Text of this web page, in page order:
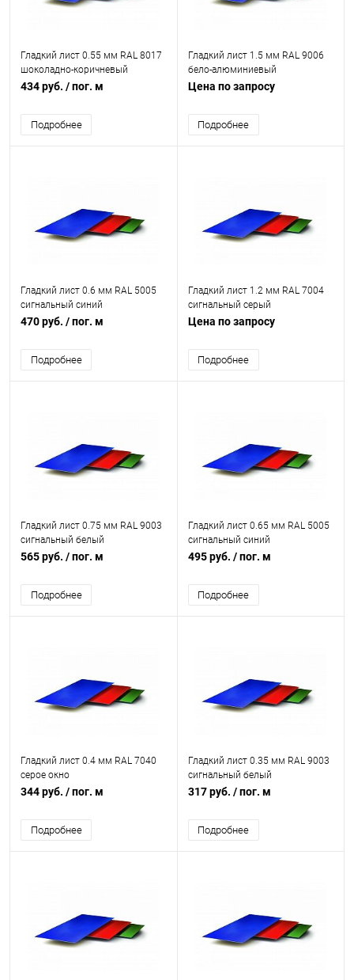
Гладкий лист 0.55 мм RAL 8017
шоколадно-коричневый
434 руб. / пог. м
Подробнее
Гладкий лист 1.5 мм RAL 9006
бело-алюминиевый
Цена по запросу
Подробнее
Гладкий лист 0.6 мм RAL 5005
сигнальный синий
470 руб. / пог. м
Подробнее
Гладкий лист 1.2 мм RAL 7004
сигнальный серый
Цена по запросу
Подробнее
Гладкий лист 0.75 мм RAL 9003
сигнальный белый
565 руб. / пог. м
Подробнее
Гладкий лист 0.65 мм RAL 5005
сигнальный синий
495 руб. / пог. м
Подробнее
Гладкий лист 0.4 мм RAL 7040
серое окно
344 руб. / пог. м
Подробнее
Гладкий лист 0.35 мм RAL 9003
сигнальный белый
317 руб. / пог. м
Подробнее